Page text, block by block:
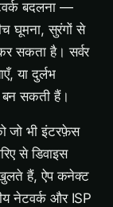
बदलना —
घूमना, सुरंगों से
सकता है। सर्वर
या दुर्लभ
बन सकती हैं।
जो भी इंटरफ़ेस
से डिवाइस
हैं, ऐप कनेक्ट
नेटवर्क और ISP